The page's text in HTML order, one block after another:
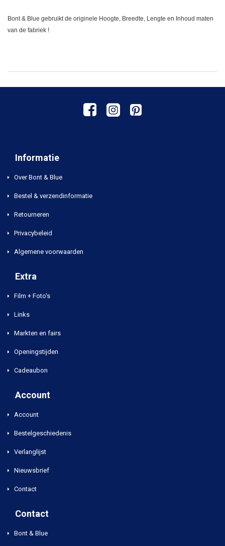
Bont & Blue gebruikt de originele Hoogte, Breedte, Lengte en Inhoud maten
van de fabriek !
Informatie
Over Bont & Blue
Bestel & verzendinformatie
Retourneren
Privacybeleid
Algemene voorwaarden
Extra
Film + Foto's
Links
Markten en fairs
Openingstijden
Cadeaubon
Account
Account
Bestelgeschiedenis
Verlanglijst
Nieuwsbrief
Contact
Contact
Bont & Blue